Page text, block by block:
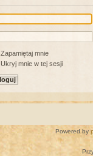
Zapamiętaj mnie
Ukryj mnie w tej sesji
Powered by